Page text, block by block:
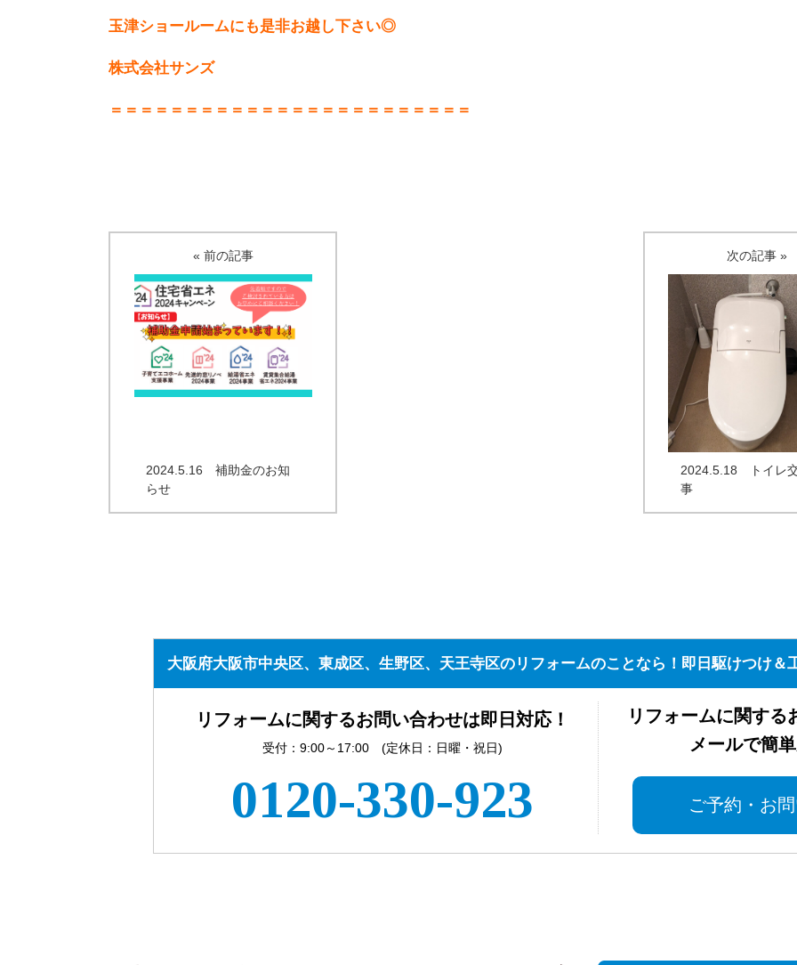
玉津ショールームにも是非お越し下さい◎
株式会社サンズ
＝＝＝＝＝＝＝＝＝＝＝＝＝＝＝＝＝＝＝＝＝＝＝＝
« 前の記事
2024.5.16 補助金のお知
らせ
次の記事 »
2024.5.18 トイレ
事
大阪府大阪市中央区、東成区、生野区、天王寺区のリフォームのことなら！即日駆けつけ＆
リフォームに関するお問い合わせは即日対応！
受付：9:00～17:00 (定休日：日曜・祝日)
0120-330-923
リフォームに関する
メールで簡
ご予約・お